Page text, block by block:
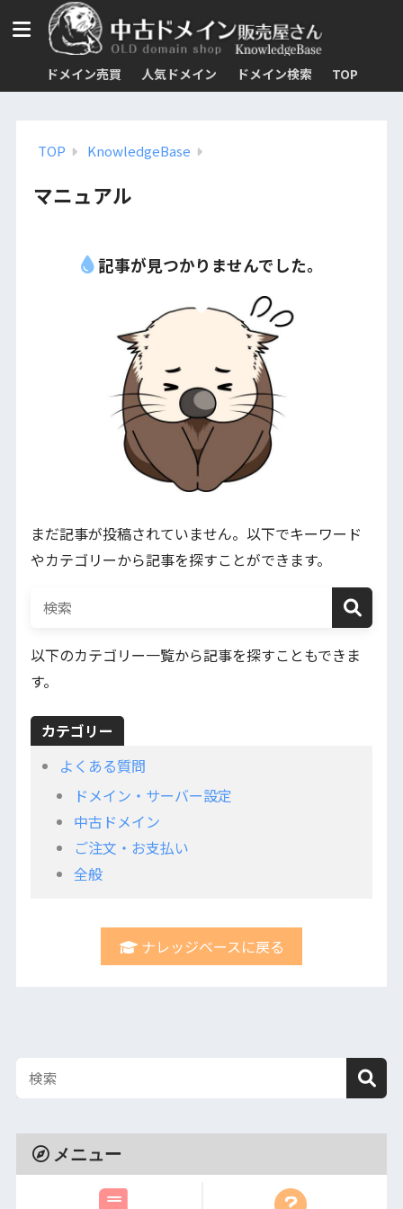
ドメイン売買 人気ドメイン ドメイン検索 TOP
TOP KnowledgeBase
マニュアル
記事が見つかりませんでした。
まだ記事が投稿されていません。以下でキーワード
やカテゴリーから記事を探すことができます。
以下のカテゴリー一覧から記事を探すこともできま
す。
カテゴリー
よくある質問
ドメイン・サーバー設定
中古ドメイン
ご注文・お支払い
全般
ナレッジベースに戻る
メニュー